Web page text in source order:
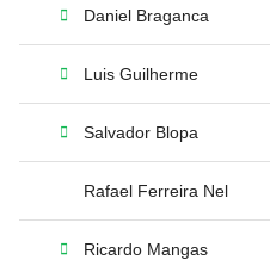
Daniel Braganca
Luis Guilherme
Salvador Blopa
Rafael Ferreira Nel
Ricardo Mangas